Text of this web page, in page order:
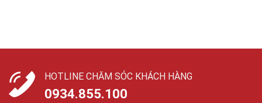
HOTLINE CHĂM SÓC KHÁCH HÀNG
0934.855.100